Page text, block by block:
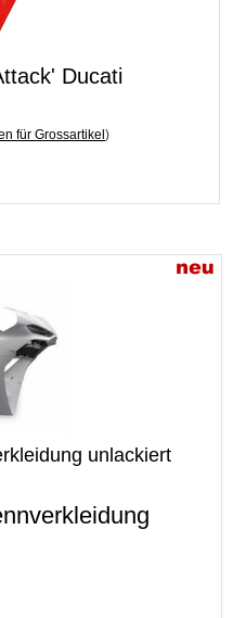
Ducati
für Grossartikel)
unlackiert